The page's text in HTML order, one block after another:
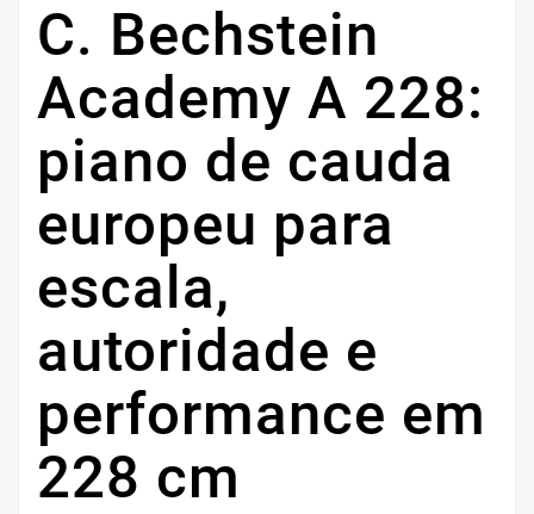
C. Bechstein
Academy A 228:
piano de cauda
europeu para
escala,
autoridade e
performance em
228 cm